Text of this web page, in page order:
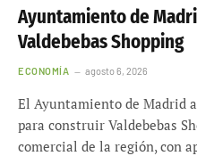
Ayuntamiento de
Valdebebas Shopping
ECONOMÍA agosto 6, 2026
El Ayuntamiento de Madrid
para construir Valdebebas
comercial de la región, con